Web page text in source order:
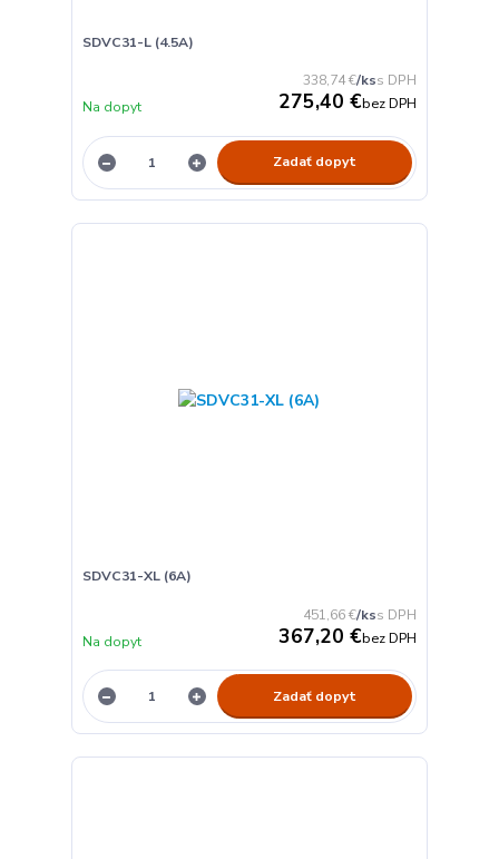
SDVC31-L (4.5A)
338,74 €/ks
275,40 €bez DPH
Na dopyt
Zadať dopyt
SDVC31-XL (6A)
451,66 €/ks
367,20 €bez DPH
Na dopyt
Zadať dopyt